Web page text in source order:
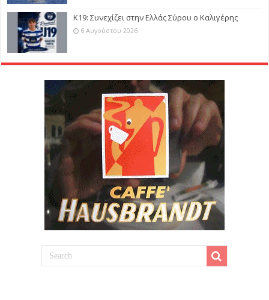
Κ19: Συνεχίζει στην Ελλάς Σύρου ο Καλιγέρης
6 Αυγούστου 2026